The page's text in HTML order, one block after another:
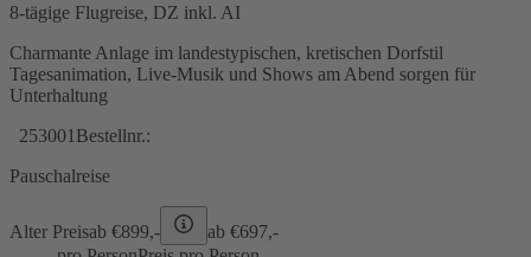
8-tägige Flugreise, DZ inkl. AI
Charmante Anlage im landestypischen, kretischen Dorfstil
Tagesanimation, Live-Musik und Shows am Abend sorgen für
Unterhaltung
253001 Bestellnr.:
Pauschalreise
Alter Preisab €899,- ab €697,-